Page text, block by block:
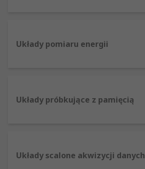
Układy pomiaru energii
Układy próbkujące z pamięcią
Układy scalone akwizycji danych